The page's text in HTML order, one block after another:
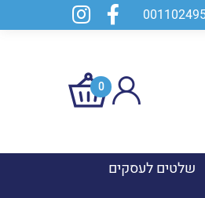
0
שלטים לעסקים